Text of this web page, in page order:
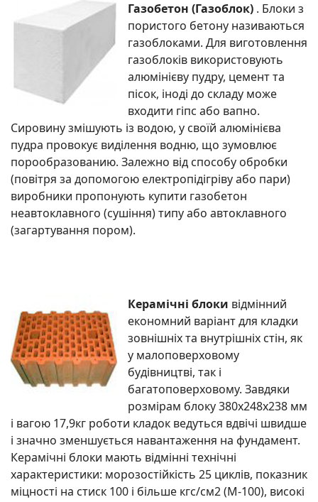
Газобетон (Газоблок) . Блоки з
пористого бетону називаються
газоблоками. Для виготовлення
газоблоків використовують
алюмінієву пудру, цемент та
пісок, іноді до складу може
входити гіпс або вапно.
Сировину змішують із водою, у своїй алюмінієва
пудра провокує виділення водню, що зумовлює
порообразованию. Залежно від способу обробки
(повітря за допомогою електропідігріву або пари)
виробники пропонують купити газобетон
неавтоклавного (сушіння) типу або автоклавного
(загартування пором).
Керамічні блоки відмінний
економний варіант для кладки
зовнішніх та внутрішніх стін, як
у малоповерховому
будівництві, так і
багатоповерховому. Завдяки
розмірам блоку 380х248х238 мм
і вагою 17,9кг роботи кладок ведуться вдвічі швидше
і значно зменшується навантаження на фундамент.
Керамічні блоки мають відмінні технічні
характеристики: морозостійкість 25 циклів, показник
міцності на стиск 100 і більше кгс/см2 (М-100), високі